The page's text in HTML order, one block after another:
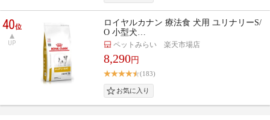
40位
UP
ロイヤルカナン 療法食 犬用 ユリナリーS/
O 小型犬…
ペットみらい 楽天市場店
8,290円
(183)